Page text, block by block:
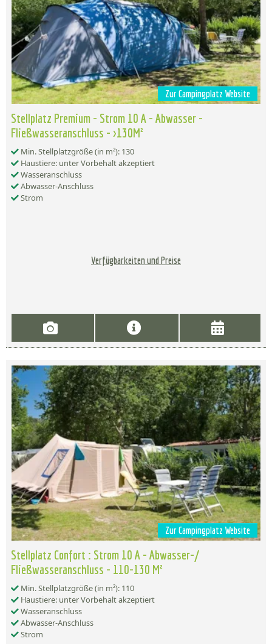
Zur Campingplatz Website
Stellplatz Premium - Strom 10 A - Abwasser -
Fließwasseranschluss - >130M²
Min. Stellplatzgröße (in m²): 130
Haustiere: unter Vorbehalt akzeptiert
Wasseranschluss
Abwasser-Anschluss
Strom
Verfügbarkeiten und Preise
Zur Campingplatz Website
Stellplatz Confort : Strom 10 A - Abwasser-/
Fließwasseranschluss - 110-130 M²
Min. Stellplatzgröße (in m²): 110
Haustiere: unter Vorbehalt akzeptiert
Wasseranschluss
Abwasser-Anschluss
Strom